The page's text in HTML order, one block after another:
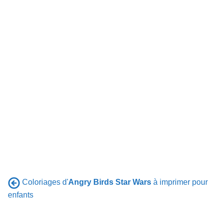
Coloriages d'Angry Birds Star Wars à imprimer pour
enfants